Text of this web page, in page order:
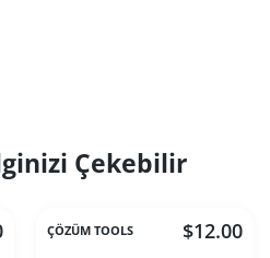
Çekebilir
ÇÖZÜM TOOLS $12.00